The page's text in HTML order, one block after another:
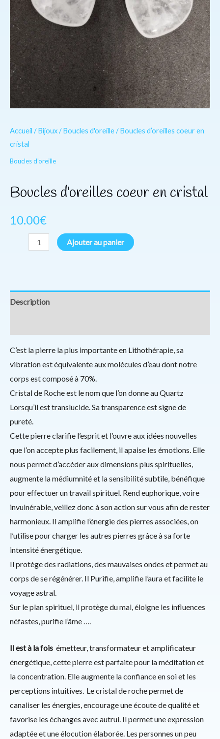
Accueil /Bijoux/Boucles d'oreille/ Boucles d’oreilles coeur en
cristal
Boucles d'oreille
Boucles d’oreilles coeur en cristal
10.00€
Ajouter au panier
Description
C’est la pierre la plus importante en Lithothérapie, sa
vibration est équivalente aux molécules d’eau dont notre
corps est composé à 70%.
Cristal de Roche est le nom que l’on donne au Quartz
Lorsqu’il est translucide. Sa transparence est signe de
pureté.
Cette pierre clarifie l’esprit et l’ouvre aux idées nouvelles
que l’on accepte plus facilement, il apaise les émotions. Elle
nous permet d’accéder aux dimensions plus spirituelles,
augmente la médiumnité et la sensibilité subtile, bénéfique
pour effectuer un travail spirituel. Rend euphorique, voire
invulnérable, veillez donc à son action sur vous afin de rester
harmonieux. Il amplifie l’énergie des pierres associées, on
l’utilise pour charger les autres pierres grâce à sa forte
intensité énergétique.
Il protège des radiations, des mauvaises ondes et permet au
corps de se régénérer. Il Purifie, amplifie l’aura et facilite le
voyage astral.
Sur le plan spirituel, il protège du mal, éloigne les influences
néfastes, purifie l’âme ….
Il est à la fois émetteur, transformateur et amplificateur
énergétique, cette pierre est parfaite pour la méditation et
la concentration. Elle augmente la confiance en soi et les
perceptions intuitives. Le cristal de roche permet de
canaliser les énergies, encourage une écoute de qualité et
favorise les échanges avec autrui. Il permet une expression
adaptée et une élocution élaborée. Les personnes un peu